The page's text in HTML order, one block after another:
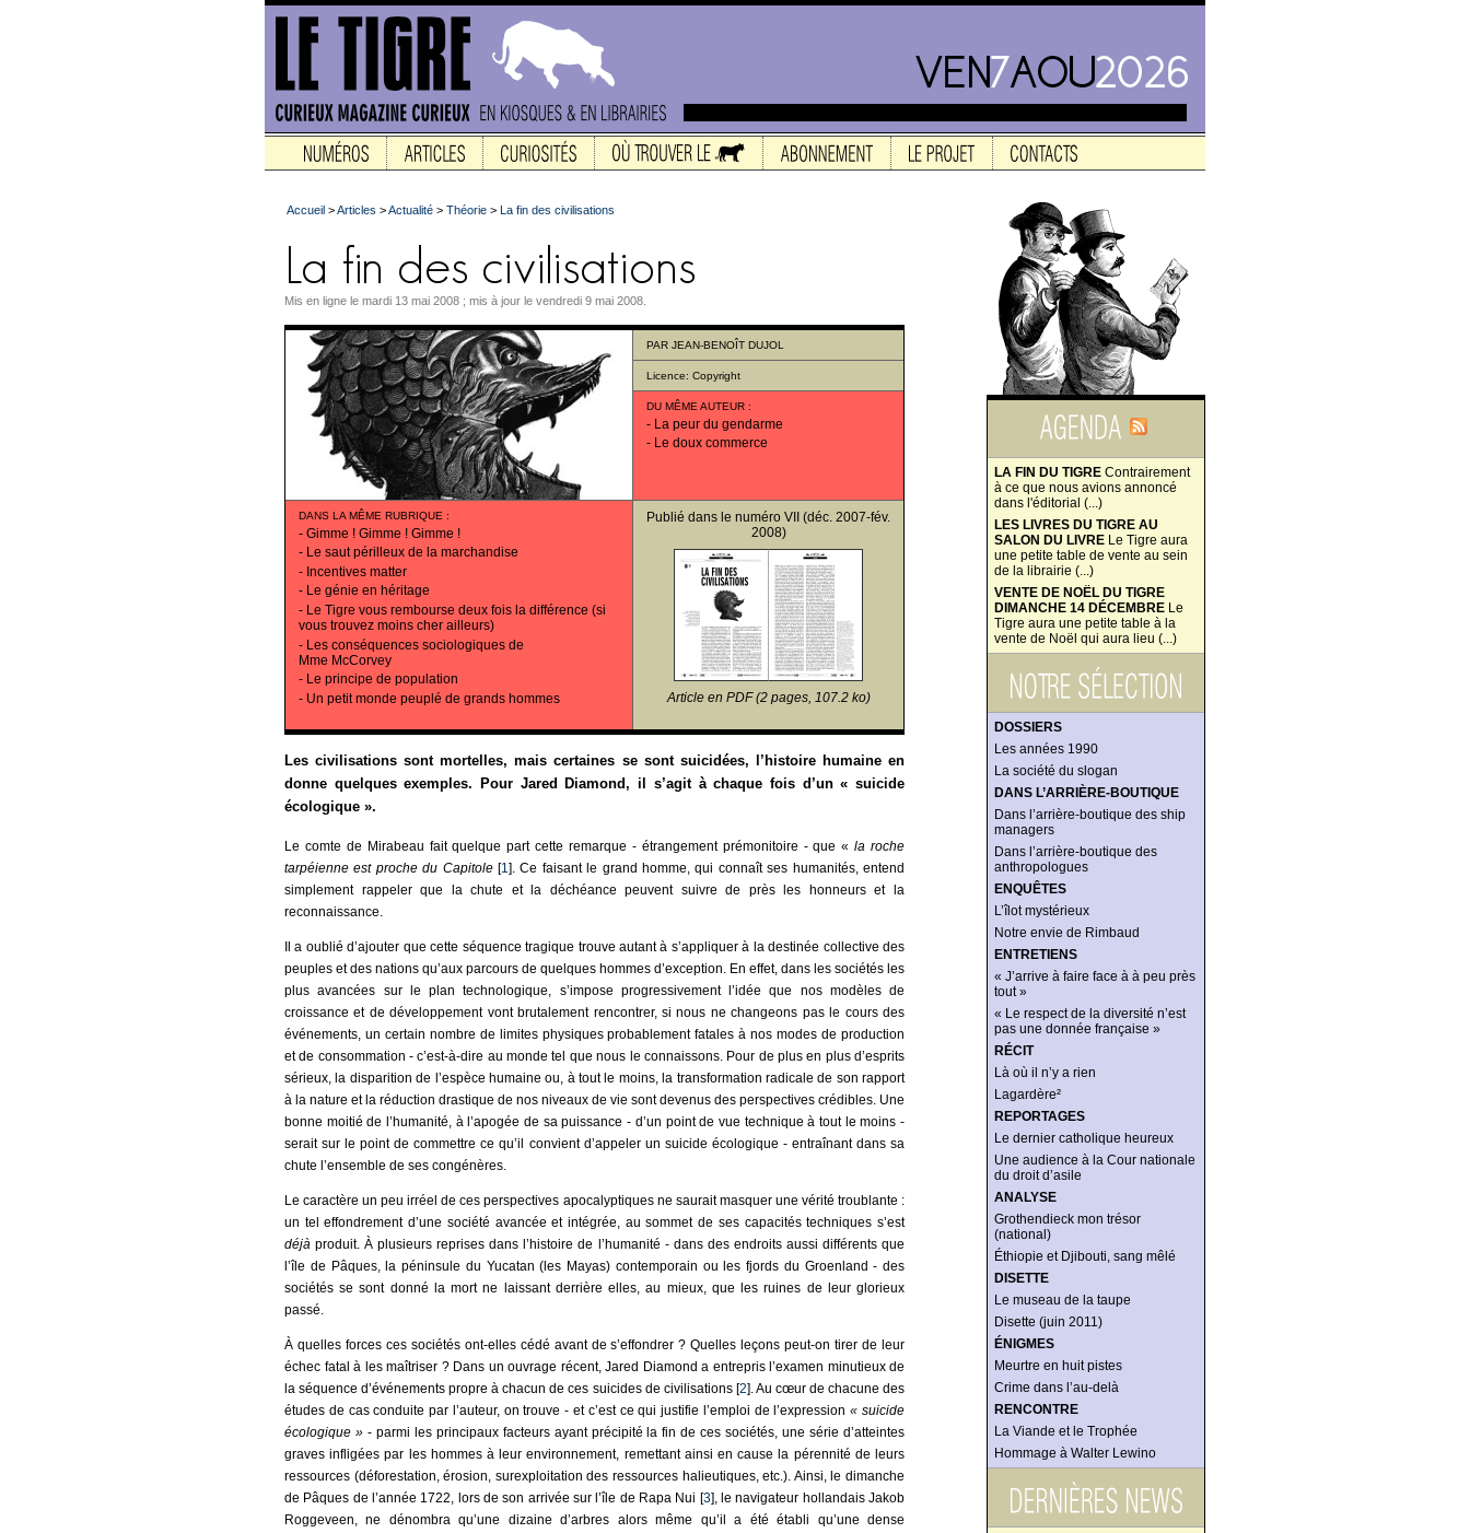
LA FIN DU TIGRE Contrairement
à ce que nous avions annoncé
dans l'éditorial (...)
LES LIVRES DU TIGRE AU
SALON DU LIVRE Le Tigre aura
une petite table de vente au sein
de la librairie (...)
VENTE DE NOËL DU TIGRE
DIMANCHE 14 DÉCEMBRE Le
Tigre aura une petite table à la
vente de Noël qui aura lieu (...)
DOSSIERS
Les années 1990
La société du slogan
DANS L’ARRIÈRE-BOUTIQUE
Dans l’arrière-boutique des ship
managers
Dans l’arrière-boutique des
anthropologues
ENQUÊTES
L’îlot mystérieux
Notre envie de Rimbaud
ENTRETIENS
« J’arrive à faire face à à peu près
tout »
« Le respect de la diversité n’est
pas une donnée française »
RÉCIT
Là où il n’y a rien
Lagardère²
REPORTAGES
Le dernier catholique heureux
Une audience à la Cour nationale
du droit d’asile
ANALYSE
Grothendieck mon trésor
(national)
Éthiopie et Djibouti, sang mêlé
DISETTE
Le museau de la taupe
Disette (juin 2011)
ÉNIGMES
Meurtre en huit pistes
Crime dans l’au-delà
RENCONTRE
La Viande et le Trophée
Hommage à Walter Lewino
Accueil >Articles >Actualité > Théorie > La fin des civilisations
Mis en ligne le mardi 13 mai 2008 ; mis à jour le vendredi 9 mai 2008.
PAR JEAN-BENOÎT DUJOL
Licence: Copyright
DU MÊME AUTEUR :
- La peur du gendarme
- Le doux commerce
DANS LA MÊME RUBRIQUE :
- Gimme ! Gimme ! Gimme !
- Le saut périlleux de la marchandise
- Incentives matter
- Le génie en héritage
- Le Tigre vous rembourse deux fois la différence (si
vous trouvez moins cher ailleurs)
- Les conséquences sociologiques de
Mme McCorvey
- Le principe de population
- Un petit monde peuplé de grands hommes
Publié dans le numéro VII
(déc. 2007-fév.
2008)
Article en PDF (2 pages, 107.2 ko)
Les civilisations sont mortelles, mais certaines se sont suicidées, l’histoire humaine en
donne quelques exemples. Pour Jared Diamond, il s’agit à chaque fois d’un « suicide
écologique ».
Le comte de Mirabeau fait quelque part cette remarque - étrangement prémonitoire - que «la roche
tarpéienne est proche du Capitole[1]. Ce faisant le grand homme, qui connaît ses humanités, entend
simplement rappeler que la chute et la déchéance peuvent suivre de près les honneurs et la
reconnaissance.
Il a oublié d’ajouter que cette séquence tragique trouve autant à s’appliquer à la destinée collective des
peuples et des nations qu’aux parcours de quelques hommes d’exception. En effet, dans les sociétés les
plus avancées sur le plan technologique, s’impose progressivement l’idée que nos modèles de
croissance et de développement vont brutalement rencontrer, si nous ne changeons pas le cours des
événements, un certain nombre de limites physiques probablement fatales à nos modes de production
et de consommation - c’est-à-dire au monde tel que nous le connaissons. Pour de plus en plus d’esprits
sérieux, la disparition de l’espèce humaine ou, à tout le moins, la transformation radicale de son rapport
à la nature et la réduction drastique de nos niveaux de vie sont devenus des perspectives crédibles. Une
bonne moitié de l’humanité, à l’apogée de sa puissance - d’un point de vue technique à tout le moins -
serait sur le point de commettre ce qu’il convient d’appeler un suicide écologique - entraînant dans sa
chute l’ensemble de ses congénères.
Le caractère un peu irréel de ces perspectives apocalyptiques ne saurait masquer une vérité troublante :
un tel effondrement d’une société avancée et intégrée, au sommet de ses capacités techniques s’est
déjà produit. À plusieurs reprises dans l’histoire de l’humanité - dans des endroits aussi différents que
l’île de Pâques, la péninsule du Yucatan (les Mayas) contemporain ou les fjords du Groenland - des
sociétés se sont donné la mort ne laissant derrière elles, au mieux, que les ruines de leur glorieux
passé.
À quelles forces ces sociétés ont-elles cédé avant de s’effondrer ? Quelles leçons peut-on tirer de leur
échec fatal à les maîtriser ? Dans un ouvrage récent, Jared Diamond a entrepris l’examen minutieux de
la séquence d’événements propre à chacun de ces suicides de civilisations [2]. Au cœur de chacune des
études de cas conduite par l’auteur, on trouve - et c’est ce qui justifie l’emploi de l’expression« suicide
écologique »- parmi les principaux facteurs ayant précipité la fin de ces sociétés, une série d’atteintes
graves infligées par les hommes à leur environnement, remettant ainsi en cause la pérennité de leurs
ressources (déforestation, érosion, surexploitation des ressources halieutiques, etc.). Ainsi, le dimanche
de Pâques de l’année 1722, lors de son arrivée sur l’île de Rapa Nui [3], le navigateur hollandais Jakob
Roggeveen, ne dénombra qu’une dizaine d’arbres alors même qu’il a été établi qu’une dense